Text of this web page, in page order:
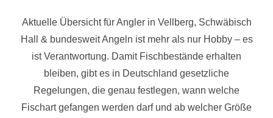
Aktuelle Übersicht für Angler in Vellberg, Schwäbisch
Hall & bundesweit Angeln ist mehr als nur Hobby – es
ist Verantwortung. Damit Fischbestände erhalten
bleiben, gibt es in Deutschland gesetzliche
Regelungen, die genau festlegen, wann welche
Fischart gefangen werden darf und ab welcher Größe